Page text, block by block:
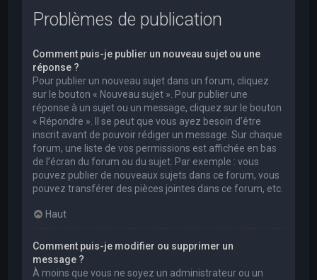
Problèmes de publication
Comment puis-je publier un nouveau sujet ou une
réponse ?
Pour publier un nouveau sujet dans un forum, cliquez
sur le bouton « Nouveau sujet ». Pour publier une
réponse à un sujet ou un message, cliquez sur le bouton
« Répondre ». Il se peut que vous ayez besoin d’être
inscrit avant de pouvoir rédiger un message. Sur chaque
forum, une liste de vos permissions est affichée en bas
de l’écran du forum ou du sujet. Par exemple : vous
pouvez publier de nouveaux sujets dans ce forum, vous
pouvez transférer des pièces jointes dans ce forum, etc.
Haut
Comment puis-je modifier ou supprimer un
message ?
À moins que vous ne soyez un administrateur ou un